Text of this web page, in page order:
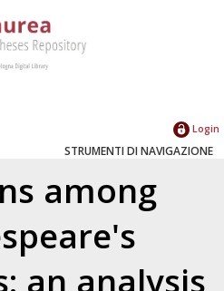
Login
STRUMENTI DI NAVIGAZIONE
among
an analysis